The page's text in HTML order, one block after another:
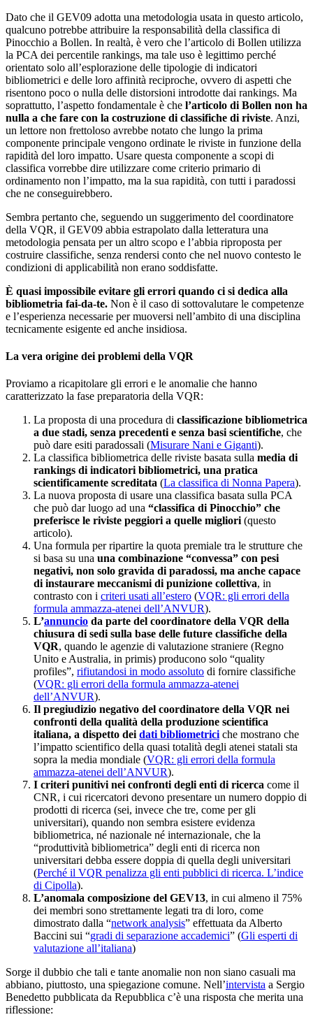
Dato che il GEV09 adotta una metodologia usata in questo articolo,
qualcuno potrebbe attribuire la responsabilità della classifica di
Pinocchio a Bollen. In realtà, è vero che l’articolo di Bollen utilizza
la PCA dei percentile rankings, ma tale uso è legittimo perché
orientato solo all’esplorazione delle tipologie di indicatori
bibliometrici e delle loro affinità reciproche, ovvero di aspetti che
risentono poco o nulla delle distorsioni introdotte dai rankings. Ma
soprattutto, l’aspetto fondamentale è che l’articolo di Bollen non ha
nulla a che fare con la costruzione di classifiche di riviste. Anzi,
un lettore non frettoloso avrebbe notato che lungo la prima
componente principale vengono ordinate le riviste in funzione della
rapidità del loro impatto. Usare questa componente a scopi di
classifica vorrebbe dire utilizzare come criterio primario di
ordinamento non l’impatto, ma la sua rapidità, con tutti i paradossi
che ne conseguirebbero.
Sembra pertanto che, seguendo un suggerimento del coordinatore
della VQR, il GEV09 abbia estrapolato dalla letteratura una
metodologia pensata per un altro scopo e l’abbia riproposta per
costruire classifiche, senza rendersi conto che nel nuovo contesto le
condizioni di applicabilità non erano soddisfatte.
È quasi impossibile evitare gli errori quando ci si dedica alla
bibliometria fai-da-te. Non è il caso di sottovalutare le competenze
e l’esperienza necessarie per muoversi nell’ambito di una disciplina
tecnicamente esigente ed anche insidiosa.
La vera origine dei problemi della VQR
Proviamo a ricapitolare gli errori e le anomalie che hanno
caratterizzato la fase preparatoria della VQR:
La proposta di una procedura di classificazione bibliometrica
a due stadi, senza precedenti e senza basi scientifiche, che
può dare esiti paradossali (Misurare Nani e Giganti).
La classifica bibliometrica delle riviste basata sulla media di
rankings di indicatori bibliometrici, una pratica
scientificamente screditata (La classifica di Nonna Papera).
La nuova proposta di usare una classifica basata sulla PCA
che può dar luogo ad una “classifica di Pinocchio” che
preferisce le riviste peggiori a quelle migliori (questo
articolo).
Una formula per ripartire la quota premiale tra le strutture che
si basa su una una combinazione “convessa” con pesi
negativi, non solo gravida di paradossi, ma anche capace
di instaurare meccanismi di punizione collettiva, in
contrasto con i criteri usati all’estero (VQR: gli errori della
formula ammazza-atenei dell’ANVUR).
L’annuncio da parte del coordinatore della VQR della
chiusura di sedi sulla base delle future classifiche della
VQR, quando le agenzie di valutazione straniere (Regno
Unito e Australia, in primis) producono solo “quality
profiles”, rifiutandosi in modo assoluto di fornire classifiche
(VQR: gli errori della formula ammazza-atenei
dell’ANVUR).
Il pregiudizio negativo del coordinatore della VQR nei
confronti della qualità della produzione scientifica
italiana, a dispetto dei dati bibliometrici che mostrano che
l’impatto scientifico della quasi totalità degli atenei statali sta
sopra la media mondiale (VQR: gli errori della formula
ammazza-atenei dell’ANVUR).
I criteri punitivi nei confronti degli enti di ricerca come il
CNR, i cui ricercatori devono presentare un numero doppio di
prodotti di ricerca (sei, invece che tre, come per gli
universitari), quando non sembra esistere evidenza
bibliometrica, né nazionale né internazionale, che la
“produttività bibliometrica” degli enti di ricerca non
universitari debba essere doppia di quella degli universitari
(Perché il VQR penalizza gli enti pubblici di ricerca. L’indice
di Cipolla).
L’anomala composizione del GEV13, in cui almeno il 75%
dei membri sono strettamente legati tra di loro, come
dimostrato dalla “network analysis” effettuata da Alberto
Baccini sui “gradi di separazione accademici” (Gli esperti di
valutazione all’italiana)
Sorge il dubbio che tali e tante anomalie non non siano casuali ma
abbiano, piuttosto, una spiegazione comune. Nell’intervista a Sergio
Benedetto pubblicata da Repubblica c’è una risposta che merita una
riflessione: